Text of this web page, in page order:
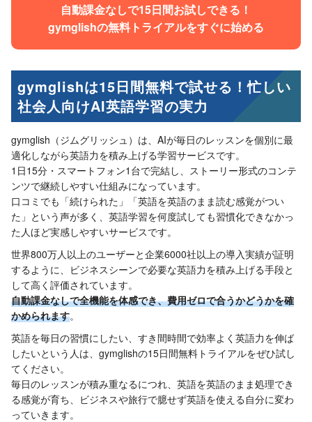
自動課金なしで15日間お試しできる！
gymglishの無料トライアルをすぐに始める
gymglishは15日間無料で試せる！忙しい
社会人向けAI英語学習の実力
gymglish（ジムグリッシュ）は、AIが毎日のレッスンを個別に最
適化しながら英語力を積み上げる学習サービスです。
1日15分・スマートフォン1台で完結し、ストーリー形式のコンテ
ンツで継続しやすい仕組みになっています。
口コミでも「続けられた」「英語を英語のまま読む感覚がつい
た」という声が多く、英語学習を何度試しても習慣化できなかっ
た人ほど実感しやすいサービスです。
世界800万人以上のユーザーと企業6000社以上の導入実績が証明
するように、ビジネスシーンで必要な英語力を積み上げる手段と
して高く評価されています。
自動課金なしで全機能を体感でき、費用ゼロで合うかどうかを確
かめられます。
英語を毎日の習慣にしたい、すき間時間で効率よく英語力を伸ば
したいという人は、gymglishの15日間無料トライアルをぜひ試し
てください。
毎日のレッスンが積み重なるにつれ、英語を英語のまま処理でき
る感覚が育ち、ビジネスや旅行で臆せず英語を使える自分に変わ
っていきます。